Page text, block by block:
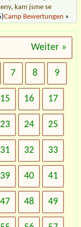
kam jsme se
Camp Bewertungen »
Weiter »
7 8 9
15 16 17
23 24 25
31 32 33
39 40 41
47 48 49